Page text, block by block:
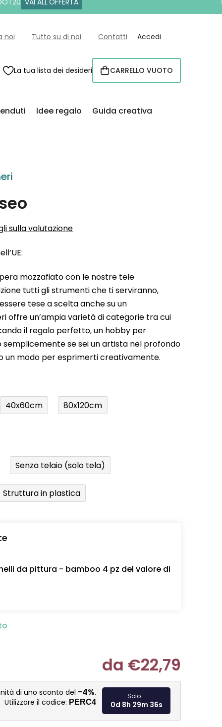
VAI ALL'OFFERTA
noi Tutto su di noi Contatti Accedi
La tua lista dei desideri CARRELLO
CARRELLO VUOTO
Idee regalo Guida creativa
sulla valutazione
mozzafiato con le nostre tele
tutti gli strumenti che ti serviranno,
tese a scelta anche su un
offre un’ampia varietà di categorie tra cui
il regalo perfetto, un hobby per
se sei un artista nel profondo
un modo per esprimerti creativamente.
40x60cm 80x120cm
Senza telaio (solo tela)
Struttura in plastica
da pittura - bamboo 4 pz del valore di
da €22,79
Misura
di uno sconto del -4%.
Utilizzare il codice: PERC4
Solo...
0d 8h 29m 35s